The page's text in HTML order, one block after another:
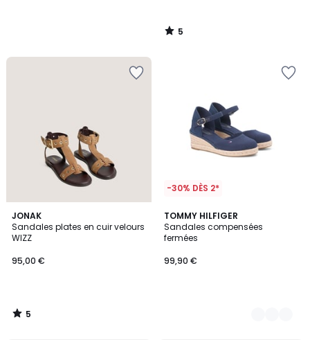
5
/
JONAK
Sandales plates en cuir velours
WIZZ
95,00 €
5
/
5
5
/
-30% DÈS 2*
TOMMY HILFIGER
Sandales compensées
fermées
99,90 €
2
Couleurs